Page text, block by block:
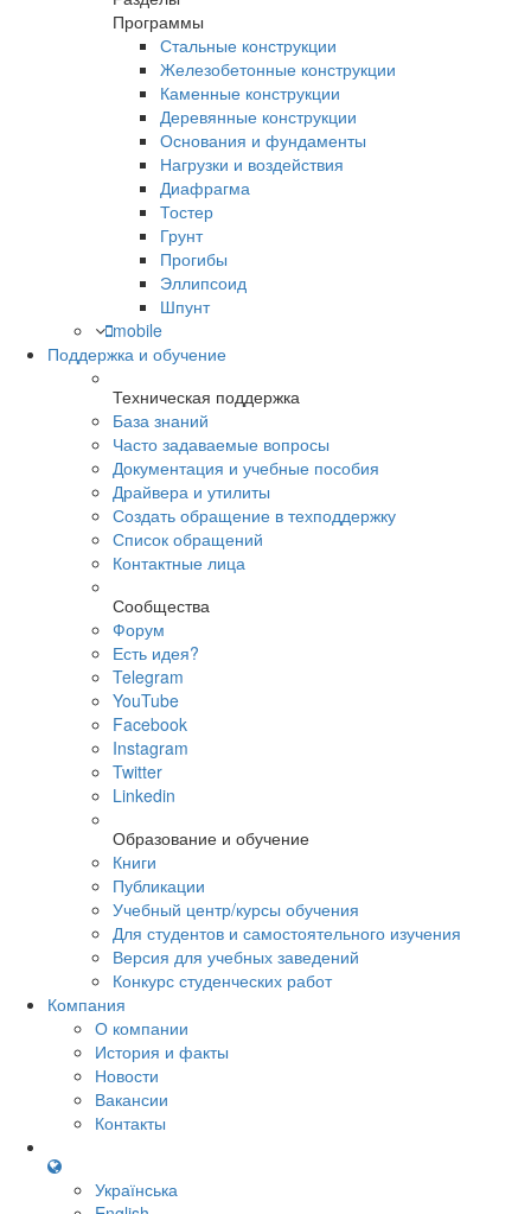
Программы
Стальные конструкции
Железобетонные конструкции
Каменные конструкции
Деревянные конструкции
Основания и фундаменты
Нагрузки и воздействия
Диафрагма
Тостер
Грунт
Прогибы
Эллипсоид
Шпунт
mobile
Поддержка и обучение
Техническая поддержка
База знаний
Часто задаваемые вопросы
Документация и учебные пособия
Драйвера и утилиты
Создать обращение в техподдержку
Список обращений
Контактные лица
Сообщества
Форум
Есть идея?
Telegram
YouTube
Facebook
Instagram
Twitter
Linkedin
Образование и обучение
Книги
Публикации
Учебный центр/курсы обучения
Для студентов и самостоятельного изучения
Версия для учебных заведений
Конкурс студенческих работ
Компания
О компании
История и факты
Новости
Вакансии
Контакты
Українська